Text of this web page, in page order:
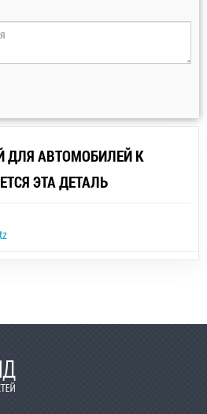
ДЛЯ АВТОМОБИЛЕЙ К
ЭТА ДЕТАЛЬ